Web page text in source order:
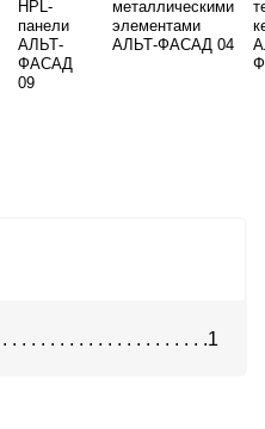
HPL-
панели
АЛЬТ-
ФАСАД
09
металлическими
элементами
АЛЬТ-ФАСАД 04
1